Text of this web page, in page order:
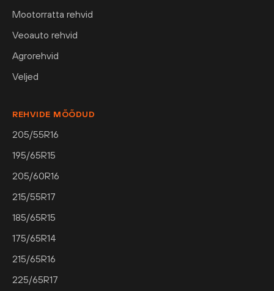
Mootorratta rehvid
Veoauto rehvid
Agrorehvid
Veljed
REHVIDE MÕÕDUD
205/55R16
195/65R15
205/60R16
215/55R17
185/65R15
175/65R14
215/65R16
225/65R17